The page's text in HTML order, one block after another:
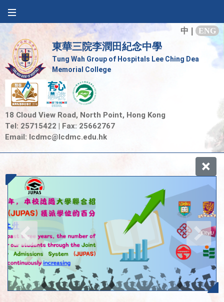
中 ENG
東華三院李潤田紀念中學
Tung Wah Group of Hospitals Lee Ching Dea
Memorial College
18 Cloud View Road, North Point, Hong Kong
Tel: 25715422 | Fax: 25662767
Email: lcdmc@lcdmc.edu.hk